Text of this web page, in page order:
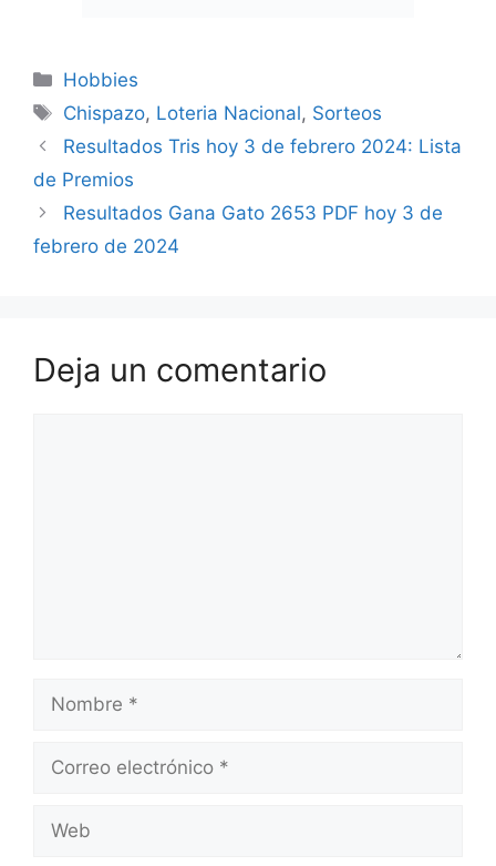
Categorías
Hobbies
Etiquetas
Chispazo, Loteria Nacional, Sorteos
Resultados Tris hoy 3 de febrero 2024: Lista
de Premios
Resultados Gana Gato 2653 PDF hoy 3 de
febrero de 2024
Deja un comentario
Nombre
Correo
Web